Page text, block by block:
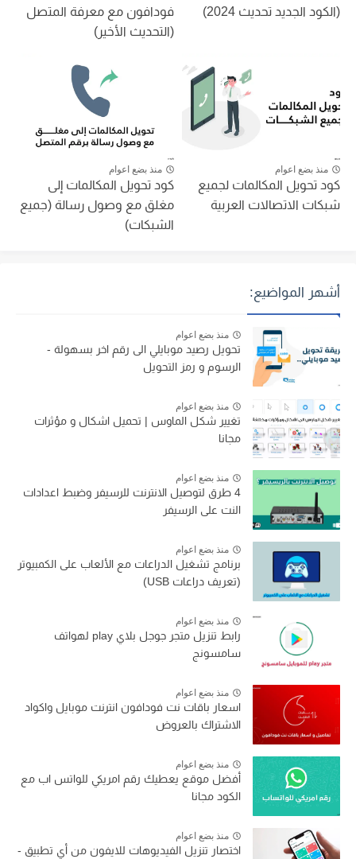
(الكود الجديد تحديث 2024)
فودافون مع معرفة المتصل
(التحديث الأخير)
منذ بضع اعوام
كود تحويل المكالمات لجميع
شبكات الاتصالات العربية
منذ بضع اعوام
كود تحويل المكالمات إلى
مغلق مع وصول رسالة (جميع
الشبكات)
أشهر المواضيع:
منذ بضع اعوام
تحويل رصيد موبايلي الى رقم اخر بسهولة -
الرسوم و رمز التحويل
منذ بضع اعوام
تغيير شكل الماوس | تحميل اشكال و مؤثرات
مجانا
منذ بضع اعوام
4 طرق لتوصيل الانترنت للرسيفر وضبط اعدادات
النت على الرسيفر
منذ بضع اعوام
برنامج تشغيل الدراعات مع الألعاب على الكمبيوتر
(تعريف دراعات USB)
منذ بضع اعوام
رابط تنزيل متجر جوجل بلاي play لهواتف
سامسونج
منذ بضع اعوام
اسعار باقات نت فودافون انترنت موبايل واكواد
الاشتراك بالعروض
منذ بضع اعوام
أفضل موقع يعطيك رقم امريكي للواتس اب مع
الكود مجانا
منذ بضع اعوام
اختصار تنزيل الفيديوهات للايفون من أي تطبيق -